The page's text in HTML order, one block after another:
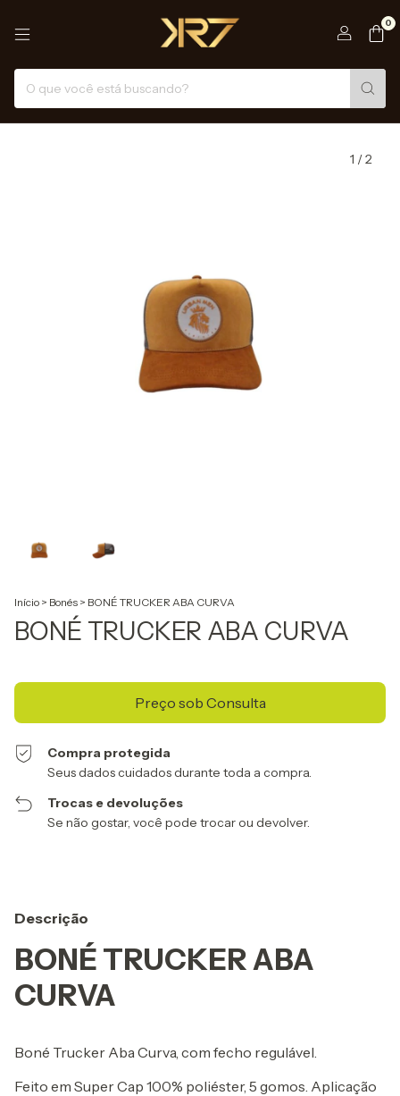
0
1 /2
Início > Bonés > BONÉ TRUCKER ABA CURVA
BONÉ TRUCKER ABA CURVA
Compra protegida
Seus dados cuidados durante toda a compra.
Trocas e devoluções
Se não gostar, você pode trocar ou devolver.
Descrição
BONÉ TRUCKER ABA
CURVA
Boné Trucker Aba Curva, com fecho regulável.
Feito em Super Cap 100% poliéster, 5 gomos. Aplicação